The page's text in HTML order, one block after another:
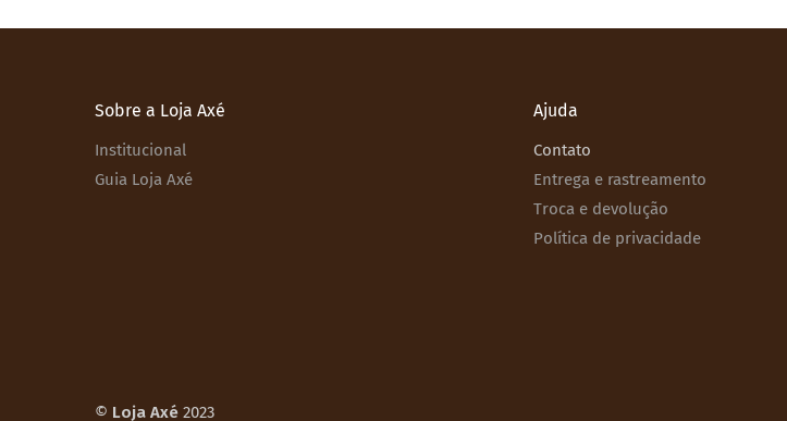
Sobre a Loja Axé
Institucional
Guia Loja Axé
Ajuda
Contato
Entrega e rastreamento
Troca e devolução
Política de privacidade
© Loja Axé 2023